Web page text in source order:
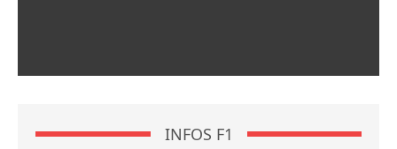
INFOS F1